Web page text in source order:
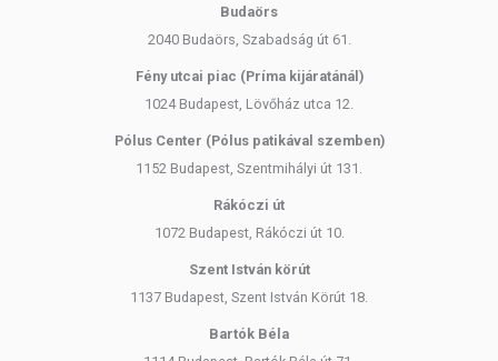
Budaörs
2040 Budaörs, Szabadság út 61.
Fény utcai piac (Príma kijáratánál)
1024 Budapest, Lövőház utca 12.
Pólus Center (Pólus patikával szemben)
1152 Budapest, Szentmihályi út 131.
Rákóczi út
1072 Budapest, Rákóczi út 10.
Szent István körút
1137 Budapest, Szent István Körút 18.
Bartók Béla